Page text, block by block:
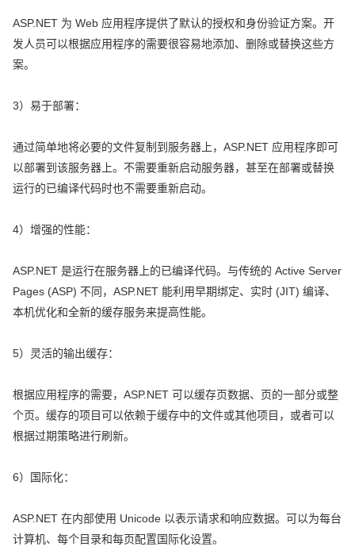
ASP.NET 为 Web 应用程序提供了默认的授权和身份验证方案。开
发人员可以根据应用程序的需要很容易地添加、删除或替换这些方
案。
3）易于部署：
通过简单地将必要的文件复制到服务器上，ASP.NET 应用程序即可
以部署到该服务器上。不需要重新启动服务器，甚至在部署或替换
运行的已编译代码时也不需要重新启动。
4）增强的性能：
ASP.NET 是运行在服务器上的已编译代码。与传统的 Active Server
Pages (ASP) 不同，ASP.NET 能利用早期绑定、实时 (JIT) 编译、
本机优化和全新的缓存服务来提高性能。
5）灵活的输出缓存：
根据应用程序的需要，ASP.NET 可以缓存页数据、页的一部分或整
个页。缓存的项目可以依赖于缓存中的文件或其他项目，或者可以
根据过期策略进行刷新。
6）国际化：
ASP.NET 在内部使用 Unicode 以表示请求和响应数据。可以为每台
计算机、每个目录和每页配置国际化设置。